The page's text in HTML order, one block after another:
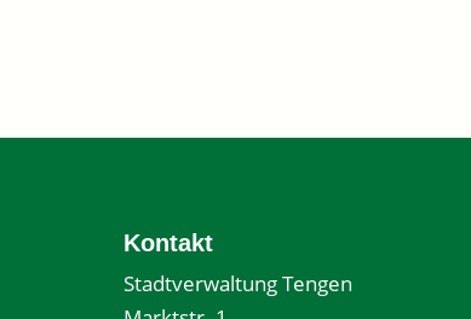
Kontakt
Stadtverwaltung Tengen